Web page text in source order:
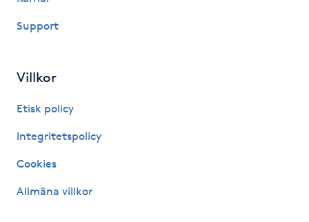
Japansk massage
K18
Kemisk peeling
Support
Villkor
Etisk policy
Integritetspolicy
Cookies
Allmäna villkor